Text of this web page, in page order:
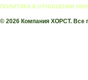
ПОЛИТИКА В ОТНОШЕНИИ
© 2026 Компания ХОРСТ. Все